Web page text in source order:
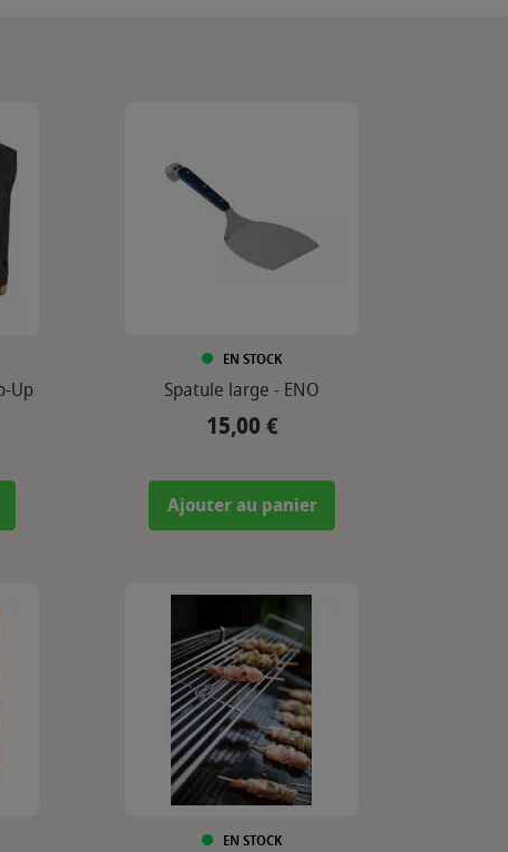
Up
EN STOCK
Spatule large - ENO
Prix
15,00 €
Ajouter au panier
EN STOCK